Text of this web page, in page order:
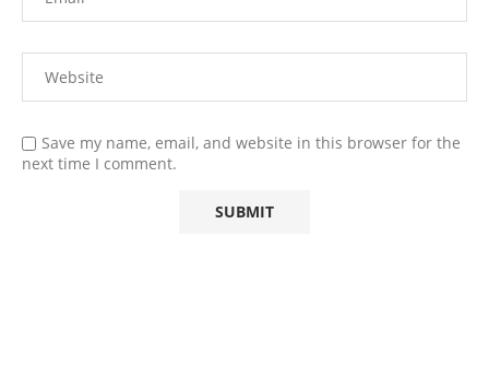
Save my name, email, and website in this browser for the
next time I comment.